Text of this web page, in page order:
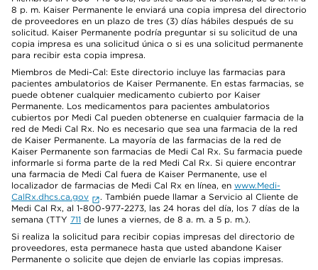
8 p. m. Kaiser Permanente le enviará una copia impresa del directorio
de proveedores en un plazo de tres (3) días hábiles después de su
solicitud. Kaiser Permanente podría preguntar si su solicitud de una
copia impresa es una solicitud única o si es una solicitud permanente
para recibir esta copia impresa.
Miembros de Medi-Cal: Este directorio incluye las farmacias para
pacientes ambulatorios de Kaiser Permanente. En estas farmacias, se
puede obtener cualquier medicamento cubierto por Kaiser
Permanente. Los medicamentos para pacientes ambulatorios
cubiertos por Medi Cal pueden obtenerse en cualquier farmacia de la
red de Medi Cal Rx. No es necesario que sea una farmacia de la red
de Kaiser Permanente. La mayoría de las farmacias de la red de
Kaiser Permanente son farmacias de Medi Cal Rx. Su farmacia puede
informarle si forma parte de la red Medi Cal Rx. Si quiere encontrar
una farmacia de Medi Cal fuera de Kaiser Permanente, use el
localizador de farmacias de Medi Cal Rx en línea, en www.Medi-
CalRx.dhcs.ca.gov
. También puede llamar a Servicio al Cliente de
Medi Cal Rx, al 1-800-977-2273, las 24 horas del día, los 7 días de la
semana (TTY 711 de lunes a viernes, de 8 a. m. a 5 p. m.).
Si realiza la solicitud para recibir copias impresas del directorio de
proveedores, esta permanece hasta que usted abandone Kaiser
Permanente o solicite que dejen de enviarle las copias impresas.